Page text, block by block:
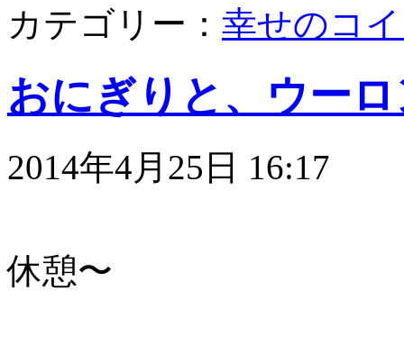
カテゴリー： 幸せのコ
おにぎりと、ウー
2014年4月25日 16:17
休憩〜